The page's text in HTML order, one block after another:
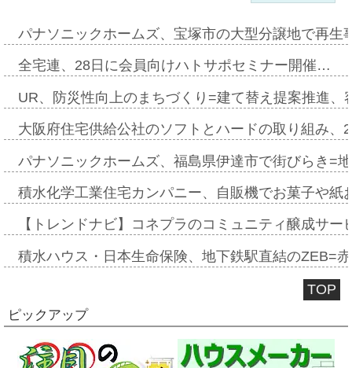
パナソニックホームズ、宝塚市の大型分譲地で再
全宅連、28日に会員向けハトサポセミナー開催…
UR、防災性向上のまちづくり=建て替え提案推進
大阪府住宅供給公社のソフトとハードの取り組み
パナソニックホームズ、福島県伊達市で街びらき=
積水化学工業住宅カンパニー、自販機でお菓子や
【トレンドナビ】コネプラのコミュニティ醸成サ
積水ハウス・日本生命保険、地下鉄駅直結のZEB=
TOP
ピックアップ